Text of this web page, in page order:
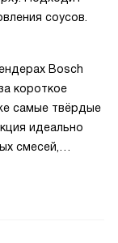
соусов.
Bosch
короткое
самые твёрдые
идеально
смесей,